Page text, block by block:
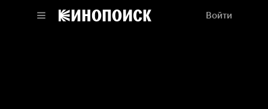
Войти